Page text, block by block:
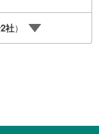
ざいますお気軽に
2社）